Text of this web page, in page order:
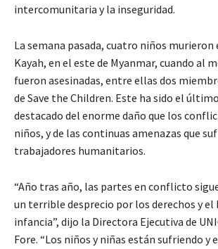
intercomunitaria y la inseguridad.
La semana pasada, cuatro niños murieron
Kayah, en el este de Myanmar, cuando al
fueron asesinadas, entre ellas dos
de Save the Children. Este ha sido el
destacado del enorme daño que los
niños, y de las continuas amenazas que
trabajadores humanitarios.
“Año tras año, las partes en conflicto
un terrible desprecio por los derechos y el
infancia”, dijo la Directora Ejecutiva de
Fore. “Los niños y niñas están sufriendo y